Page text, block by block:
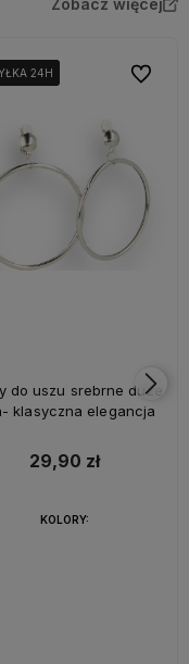
24H
24H
24H
do uszu srebrne duże
klasyczna elegancja
29,90 zł
KOLORY:
Do